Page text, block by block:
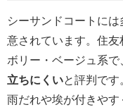
シーサンドコートに
意されています。住
ボリー・ベージュ系で
立ちにくいと評判です
雨だれや埃が付きやす